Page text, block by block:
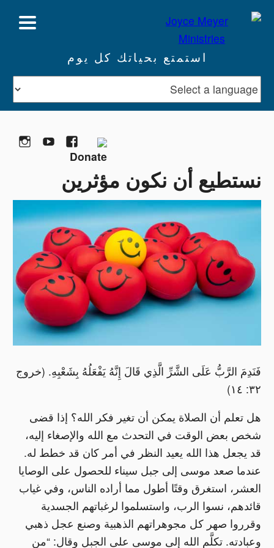
استمتع بحياتك كل يوم
تبرع Facebook
نستطيع أن نكون مؤثرين
فَنَدِمَ الرَّبُّ عَلَى الشَّرِّ الَّذِي قَالَ إِنَّهُ يَفْعَلُهُ بِشَعْبِهِ. (خروج
٣٢: ١٤)
هل تعلم أن الصلاة يمكن أن تغير فكر الله؟ إذا قضى
شخص بعض الوقت في التحدث مع الله والإصغاء إليه،
قد يجعل هذا الله يعيد النظر في أمر كان قد خطط له.
عندما صعد موسى إلى جبل سيناء للحصول على الوصايا
العشر، استغرق وقتًا أطول مما أراده الناس، وفي غياب
قائدهم، نسوا الرب، واستسلموا لرغباتهم الجسدية
وقرروا صهر كل مجوهراتهم الذهبية وصنع عجل ذهبي
وعبادته. تكلَّم الله إلى موسى على الجبل وقال: “من